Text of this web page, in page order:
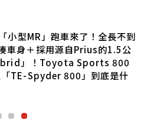
小型MR」跑車來了！全長不到
車身＋採用源自Prius的1.5公
」！Toyota Sports 800
TE-Spyder 800」到底是什